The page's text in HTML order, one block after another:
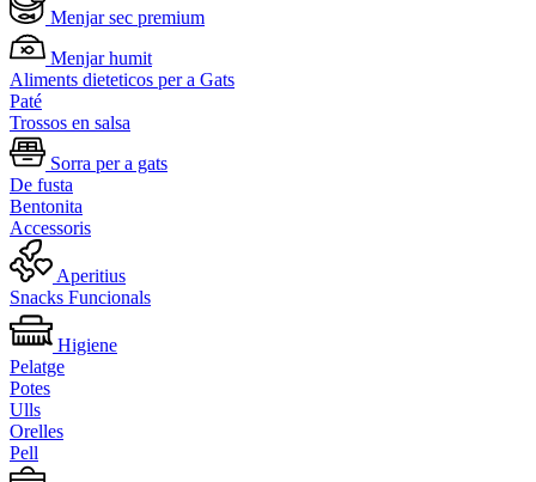
Menjar sec premium
Menjar humit
Aliments dieteticos per a Gats
Paté
Trossos en salsa
Sorra per a gats
De fusta
Bentonita
Accessoris
Aperitius
Snacks Funcionals
Higiene
Pelatge
Potes
Ulls
Orelles
Pell